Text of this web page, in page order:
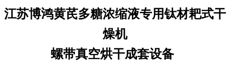
江苏博鸿黄芪多糖浓缩液专用钛材耙式干
燥机
螺带真空烘干成套设备